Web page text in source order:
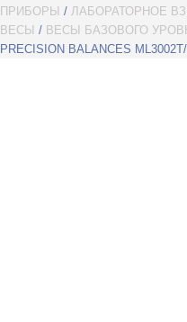
ПРИБОРЫ / ЛАБОРАТОРНОЕ
ВЕСЫ / ВЕСЫ БАЗОВОГО
PRECISION BALANCES